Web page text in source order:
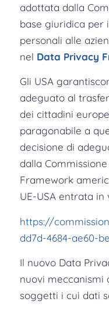
adottata dalla
base giuridica per
personali alle
nel Data Privacy
Gli USA
adeguato al
dei cittadini
paragonabile a
decisione di
dalla
Framework
UE-USA entrata
https://
dd7d-4684-ae60-
Il nuovo Data
nuovi meccanismi
soggetti i cui dati